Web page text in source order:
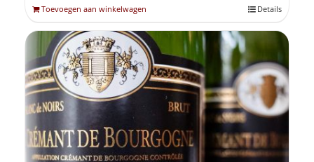
Toevoegen aan winkelwagen Details